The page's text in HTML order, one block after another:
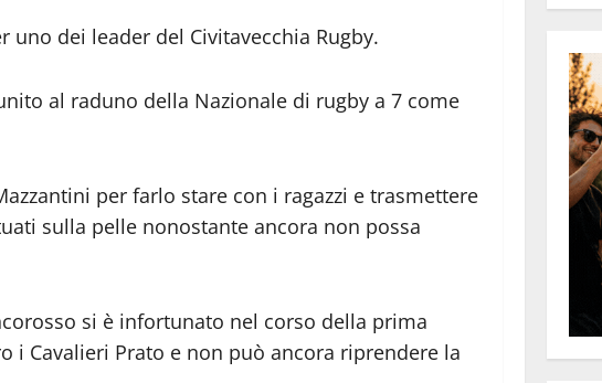
uno dei leader del Civitavecchia Rugby.
al raduno della Nazionale di rugby a 7 come
per farlo stare con i ragazzi e trasmettere
sulla pelle nonostante ancora non possa
si è infortunato nel corso della prima
i Cavalieri Prato e non può ancora riprendere la